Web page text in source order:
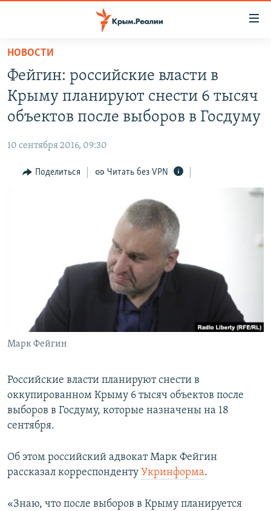
Вернуться
основному
содержанию
Вернутся
главной
навигации
Вернутся
СПЕЦПРОЕКТЫ
ГРУЗ 200
11 ЛЕТ ОККУПАЦИИ КРЫМА. 11 ИСТОРИЙ СОПРОТИВЛЕНИЯ
ВОДА
ЕЩЕ
ИНТЕРАКТИВ
ТЕЛЕПРОЕКТ КРЫМ.РЕАЛИИ
СОВЕТЫ ПРАВОЗАЩИТНИКОВ
ПРОПАВШИЕ БЕЗ ВЕСТИ
ПОБЕДИТЕЛЕЙ НЕ СУДЯТ?
КРЫМ.НЕПОКОРЕННЫЙ
ELIFBE
УКРАИНСКАЯ ПРОБЛЕМА КРЫМА
РАДІО СВОБОДА
ПРИСОЕДИНЯЙТЕСЬ!
НОВОСТИ
Фейгин: российские власти в
Крыму планируют снести 6 тысяч
объектов после выборов в Госдуму
10 сентября 2016, 09:30
Поделиться Читать без VPN
Марк Фейгин
Российские власти планируют снести в
оккупированном Крыму 6 тысяч объектов после
выборов в Госдуму, которые назначены на 18
сентября.
Об этом российский адвокат Марк Фейгин
рассказал корреспонденту Укринформа.
«Знаю, что после выборов в Крыму планируется